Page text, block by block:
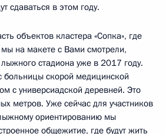
сдаваться в этом году.
объектов кластера «Сопка», где
на макете с Вами смотрели,
стадиона уже в 2017 году.
больницы скорой медицинской
с универсиадской деревней. Это
метров. Уже сейчас для участников
ориентированию мы
общежитие, где будут жить